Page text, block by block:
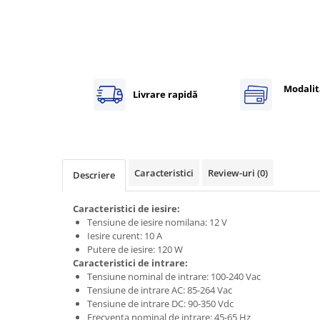
Dispozitive comunicatie
Senzori industriali
Senzori capacitivi
Senzori de presiune
Senzori distanta
Senzori fotoelectrici
Senzori inductivi
Senzori magnetici-rezistivi
Senzori ultrasonici
Livrare rapidă
Descriere Caracteristici Review-uri (0)
Caracteristici de iesire:
Tensiune de iesire nomilana: 12 V
Iesire curent: 10 A
Putere de iesire: 120 W
Caracteristici de intrare:
Tensiune nominal de intrare: 100-240 Vac
Tensiune de intrare AC: 85-264 Vac
Tensiune de intrare DC: 90-350 Vdc
Frecventa nominal de intrare: 45-65 Hz